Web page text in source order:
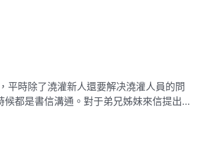
「這下終于有露臉的機會了，等電影拍完
都是書信溝通。對于弟兄姊妹來信提出的
會説遇到什麽問題和難處可以寫信問澆灌